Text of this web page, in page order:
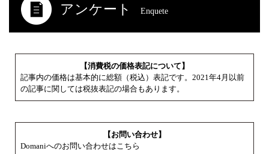
アンケート Enquete
【消費税の価格表記について】
記事内の価格は基本的に総額（税込）表記です。2021年4月以前
の記事に関しては税抜表記の場合もあります。
【お問い合わせ】
Domaniへのお問い合わせはこちら